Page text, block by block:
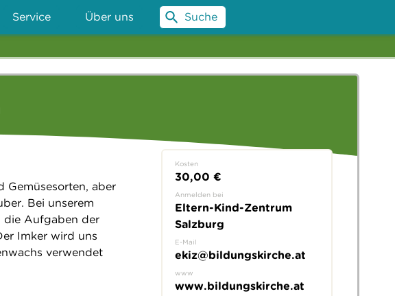
Service Über uns Suche
Gemüsesorten, aber
Bei unserem
die Aufgaben der
Imker wird uns
verwendet
Kosten
30,00 €
Anmelden bei
Eltern-Kind-Zentrum
Salzburg
E-Mail
ekiz@bildungskirche.at
www
www.bildungskirche.at